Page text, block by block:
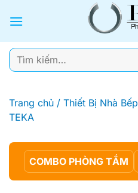
qua
dung
Tìm
kiếm:
Trang chủ / Thiết Bị Nhà Bếp
TEKA
COMBO PHÒNG TẮM